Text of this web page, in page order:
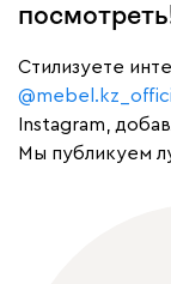
Cтилизуете
Instagram,
Мы публикуем